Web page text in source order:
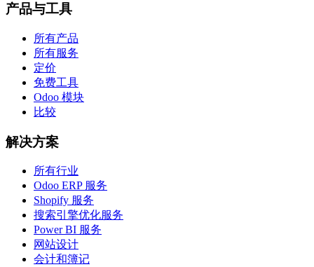
产品与工具
所有产品
所有服务
定价
免费工具
Odoo 模块
比较
解决方案
所有行业
Odoo ERP 服务
Shopify 服务
搜索引擎优化服务
Power BI 服务
网站设计
会计和簿记